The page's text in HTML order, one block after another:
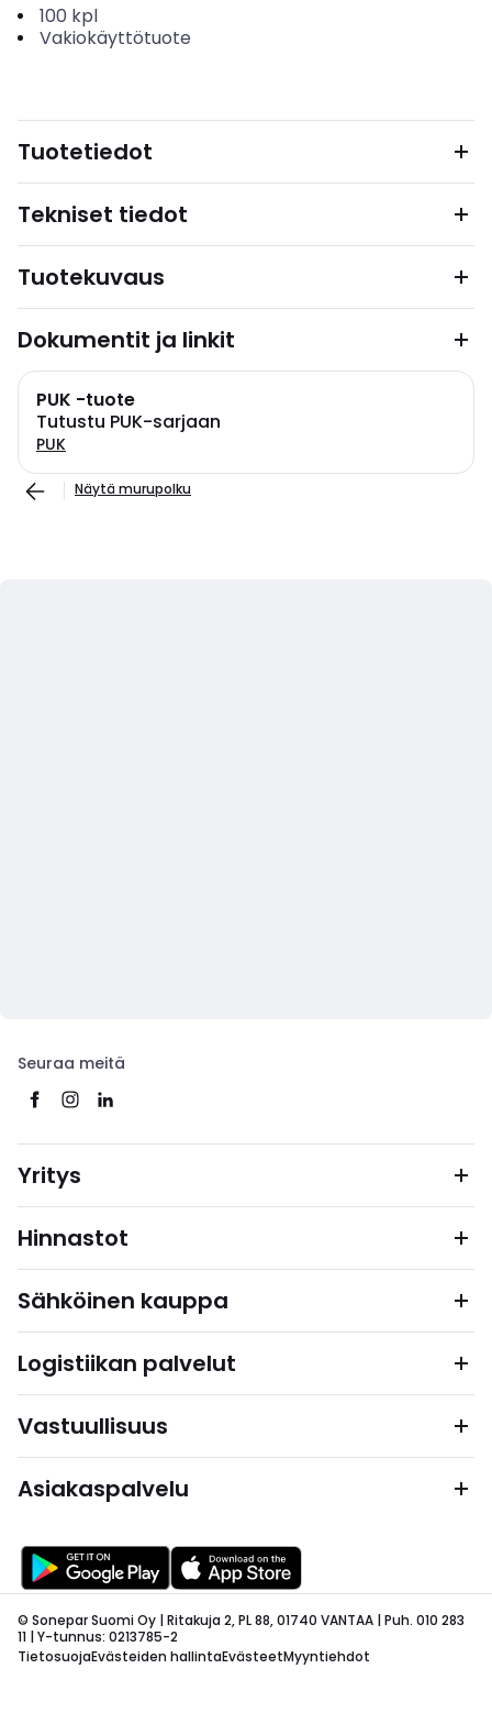
100 kpl
Vakiokäyttötuote
Tuotetiedot
Tekniset tiedot
Tuotekuvaus
Dokumentit ja linkit
PUK -tuote
Tutustu PUK-sarjaan
PUK
Näytä murupolku
Seuraa meitä
Yritys
Hinnastot
Sähköinen kauppa
Logistiikan palvelut
Vastuullisuus
Asiakaspalvelu
© Sonepar Suomi Oy | Ritakuja 2, PL 88, 01740 VANTAA | Puh. 010 283
11 | Y-tunnus: 0213785-2
TietosuojaEvästeiden hallintaEvästeetMyyntiehdot